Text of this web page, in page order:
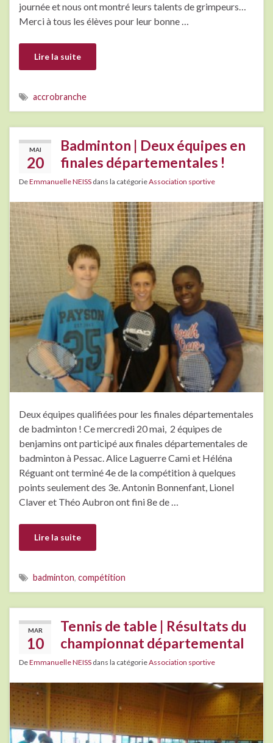
journée et nous ont montré leurs talents de grimpeurs…
Merci à tous les élèves pour leur bonne …
Lire la suite
accrobranche
MAI
20
Badminton | Deux équipes en
finales départementales !
DeEmmanuelle NEISS dans la catégorieAssociation sportive
Deux équipes qualifiées pour les finales départementales
de badminton ! Ce mercredi 20 mai, 2 équipes de
benjamins ont participé aux finales départementales de
badminton à Pessac. Alice Laguerre Cami et Héléna
Réguant ont terminé 4e de la compétition à quelques
points seulement des 3e. Antonin Bonnenfant, Lionel
Claver et Théo Aubron ont fini 8e de …
Lire la suite
badminton, compétition
MAR
10
Tennis de table | Résultats du
championnat départemental
DeEmmanuelle NEISS dans la catégorieAssociation sportive